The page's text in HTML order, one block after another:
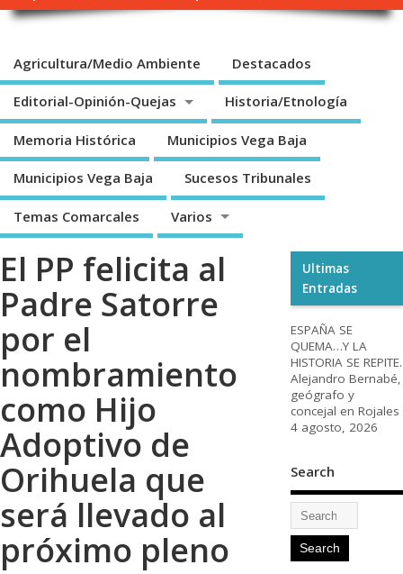
Agricultura/Medio Ambiente Destacados
Editorial-Opinión-Quejas Historia/Etnología
Memoria Histórica Municipios Vega Baja
Municipios Vega Baja Sucesos Tribunales
Temas Comarcales Varios
El PP felicita al
Padre Satorre
por el
nombramiento
como Hijo
Adoptivo de
Orihuela que
será llevado al
próximo pleno
Ultimas
Entradas
ESPAÑA SE
QUEMA…Y LA
HISTORIA SE REPITE.
Alejandro Bernabé,
geógrafo y
concejal en Rojales
4 agosto, 2026
Search